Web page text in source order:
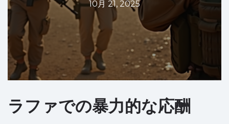
10月 21, 2025
ラファでの暴力的な応酬